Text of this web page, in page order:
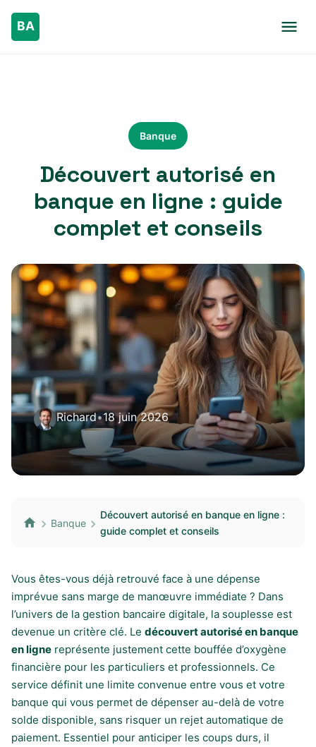
Banque
Découvert autorisé en
banque en ligne : guide
complet et conseils
Richard•18 juin 2026
Banque
Découvert autorisé en banque en ligne :
guide complet et conseils
Vous êtes-vous déjà retrouvé face à une dépense
imprévue sans marge de manœuvre immédiate ? Dans
l’univers de la gestion bancaire digitale, la souplesse est
devenue un critère clé. Le découvert autorisé en banque
en ligne représente justement cette bouffée d’oxygène
financière pour les particuliers et professionnels. Ce
service définit une limite convenue entre vous et votre
banque qui vous permet de dépenser au-delà de votre
solde disponible, sans risquer un rejet automatique de
paiement. Essentiel pour anticiper les coups durs, il